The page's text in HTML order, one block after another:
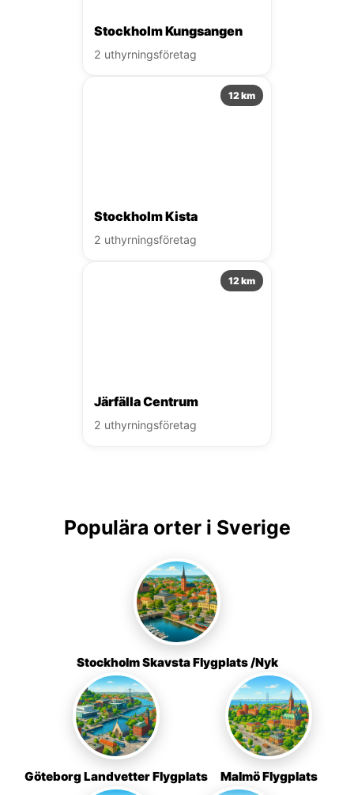
Stockholm Kungsangen
2 uthyrningsföretag
12 km
Stockholm Kista
2 uthyrningsföretag
12 km
Järfälla Centrum
2 uthyrningsföretag
Populära orter i Sverige
Stockholm Skavsta Flygplats /Nyk
Göteborg Landvetter Flygplats Malmö Flygplats